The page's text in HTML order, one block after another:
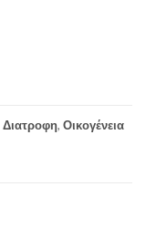
Διατροφη, Οικογένεια